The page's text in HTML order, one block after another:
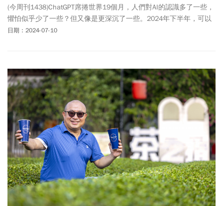
(今周刊1438)ChatGPT席捲世界19個月，人們對AI的認識多了一些，
懼怕似乎少了一些？但又像是更深沉了一些。2024年下半年，可以
執行生成式AI的電腦（AI PC）即將進入市場，Copilot、Gemini等AI
日期：2024-07-10